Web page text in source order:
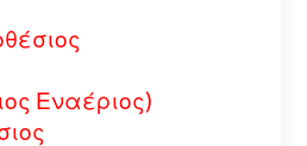
Εναέριος)